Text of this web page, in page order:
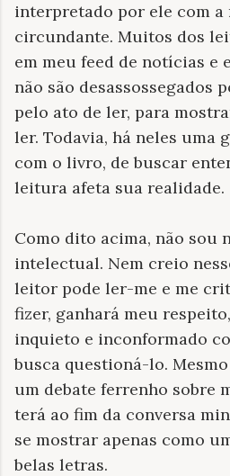
interpretado por ele com a
circundante. Muitos dos
em meu feed de notícias e
não são desassossegados
pelo ato de ler, para
ler. Todavia, há neles uma
com o livro, de buscar
leitura afeta sua realidade.
Como dito acima, não sou
intelectual. Nem creio
leitor pode ler-me e me
fizer, ganhará meu
inquieto e inconformado
busca questioná-lo.
um debate ferrenho sobre
terá ao fim da conversa
se mostrar apenas como
belas letras.